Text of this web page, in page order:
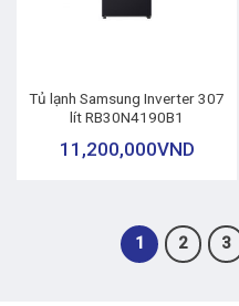
Tủ lạnh Samsung Inverter 307
lít RB30N4190B1
11,200,000VND
1 2 3